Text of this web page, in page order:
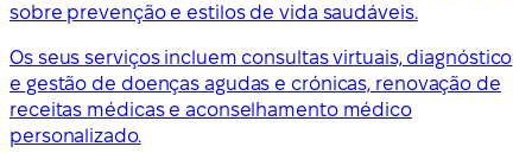
sobre prevenção e estilos de vida saudáveis.
Os seus serviços incluem consultas virtuais, diagnóstico
e gestão de doenças agudas e crónicas, renovação de
receitas médicas e aconselhamento médico
personalizado.